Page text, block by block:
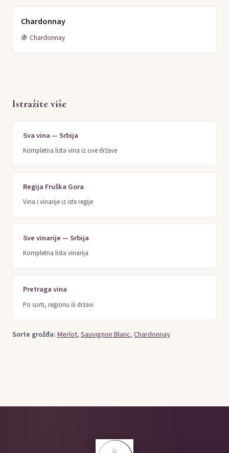
Chardonnay
🍇 Chardonnay
Istražite više
Sva vina — Srbija
Kompletna lista vina iz ove države
Regija Fruška Gora
Vina i vinarije iz iste regije
Sve vinarije — Srbija
Kompletna lista vinarija
Pretraga vina
Po sorti, regionu ili državi
Sorte grožđa:Merlot,Sauvignon Blanc,Chardonnay